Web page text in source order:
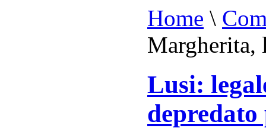
Home \
Margherita,
Lusi: